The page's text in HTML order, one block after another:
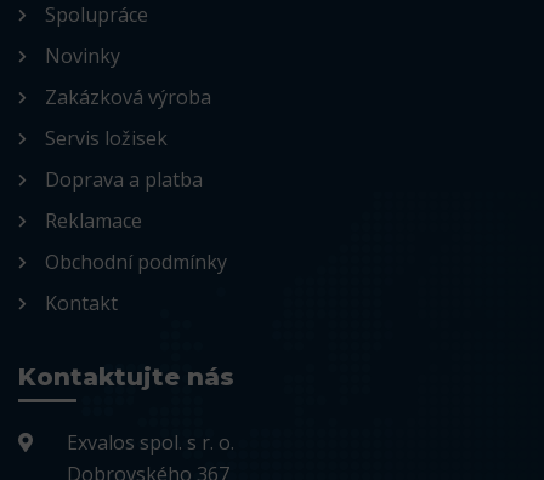
Spolupráce
Novinky
Zakázková výroba
Servis ložisek
Doprava a platba
Reklamace
Obchodní podmínky
Kontakt
Kontaktujte nás
Exvalos spol. s r. o.
Dobrovského 367